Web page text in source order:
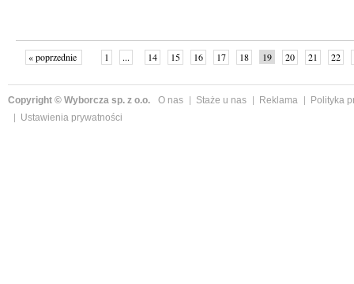
« poprzednie 1 ... 14 15 16 17 18 19 20 21 22
Copyright © Wyborcza sp. z o.o. O nas Staże u nas Reklama
Polityka
Ustawienia prywatności